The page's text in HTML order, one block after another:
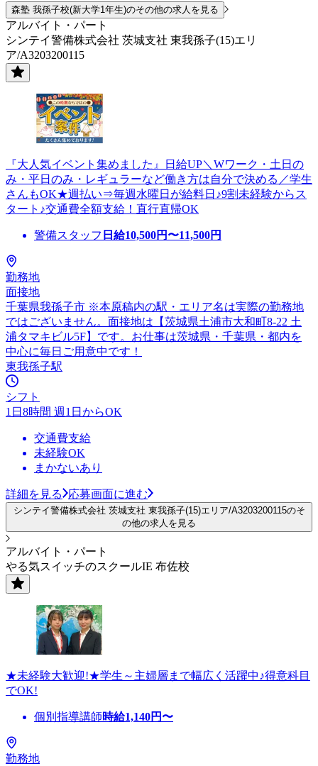
森塾 我孫子校(新大学1年生)のその他の求人を見る
アルバイト・パート
シンテイ警備株式会社 茨城支社 東我孫子(15)エリ
ア/A3203200115
『大人気イベント集めました』日給UP＼Wワーク・土日の
み・平日のみ・レギュラーなど働き方は自分で決める／学生
さんもOK★週払い⇒毎週水曜日が給料日♪9割未経験からス
タート♪交通費全額支給！直行直帰OK
警備スタッフ 日給10,500円〜11,500円
勤務地
面接地
千葉県我孫子市 ※本原稿内の駅・エリア名は実際の勤務地
ではございません。面接地は【茨城県土浦市大和町8-22 土
浦タマキビル5F】です。お仕事は茨城県・千葉県・都内を
中心に毎日ご用意中です！
東我孫子駅
シフト
1日8時間 週1日からOK
交通費支給
未経験OK
まかないあり
詳細を見る 応募画面に進む
シンテイ警備株式会社 茨城支社 東我孫子(15)エリア/A3203200115のそ
の他の求人を見る
アルバイト・パート
やる気スイッチのスクールIE 布佐校
★未経験大歓迎!★学生～主婦層まで幅広く活躍中♪得意科目
でOK!
個別指導講師時給1,140円〜
勤務地